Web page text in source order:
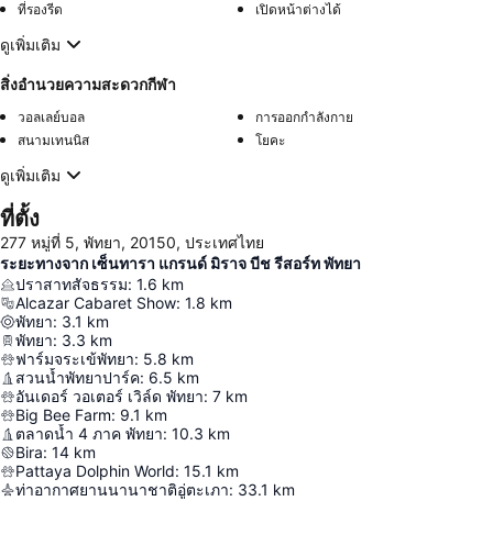
ที่รองรีด
เปิดหน้าต่างได้
ดูเพิ่มเติม
สิ่งอำนวยความสะดวกกีฬา
วอลเลย์บอล
การออกกำลังกาย
สนามเทนนิส
โยคะ
ดูเพิ่มเติม
ที่ตั้ง
277 หมู่ที่ 5, พัทยา, 20150, ประเทศไทย
ระยะทางจาก เซ็นทารา แกรนด์ มิราจ บีช รีสอร์ท พัทยา
ปราสาทสัจธรรม: 1.6 km
Alcazar Cabaret Show: 1.8 km
พัทยา: 3.1 km
พัทยา: 3.3 km
ฟาร์มจระเข้พัทยา: 5.8 km
สวนน้ำพัทยาปาร์ค: 6.5 km
อันเดอร์ วอเตอร์ เวิล์ด พัทยา: 7 km
Big Bee Farm: 9.1 km
ตลาดน้ำ 4 ภาค พัทยา: 10.3 km
Bira: 14 km
Pattaya Dolphin World: 15.1 km
ท่าอากาศยานนานาชาติอู่ตะเภา: 33.1 km